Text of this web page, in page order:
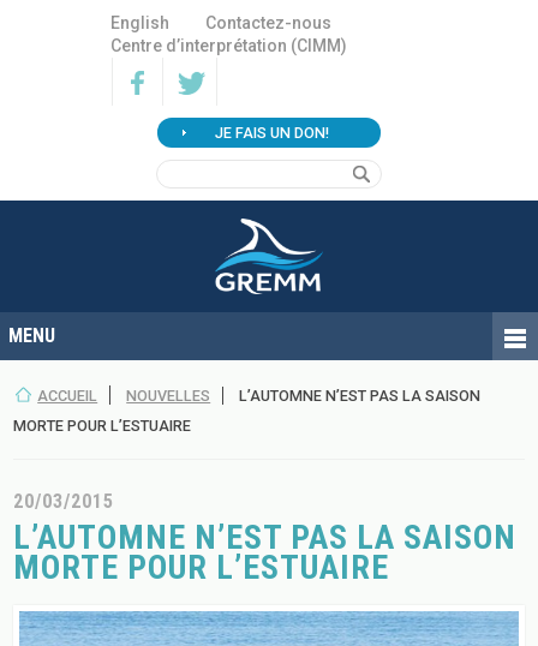
English
Contactez-nous
Centre d’interprétation (CIMM)
JE FAIS UN DON!
ACCUEIL NOUVELLES
L’AUTOMNE N’EST PAS LA SAISON
MORTE POUR L’ESTUAIRE
20/03/2015
L’AUTOMNE N’EST PAS LA SAISON
MORTE POUR L’ESTUAIRE